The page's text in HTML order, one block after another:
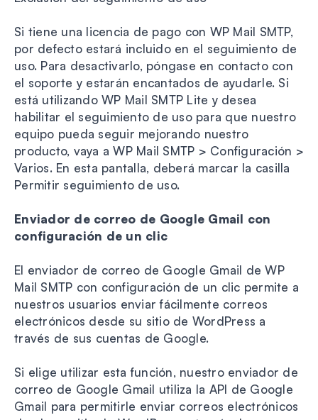
Si tiene una licencia de pago con WP Mail SMTP,
por defecto estará incluido en el seguimiento de
uso. Para desactivarlo, póngase en contacto con
el soporte y estarán encantados de ayudarle. Si
está utilizando WP Mail SMTP Lite y desea
habilitar el seguimiento de uso para que nuestro
equipo pueda seguir mejorando nuestro
producto, vaya a WP Mail SMTP > Configuración >
Varios. En esta pantalla, deberá marcar la casilla
Permitir seguimiento de uso.
Enviador de correo de Google Gmail con
configuración de un clic
El enviador de correo de Google Gmail de WP
Mail SMTP con configuración de un clic permite a
nuestros usuarios enviar fácilmente correos
electrónicos desde su sitio de WordPress a
través de sus cuentas de Google.
Si elige utilizar esta función, nuestro enviador de
correo de Google Gmail utiliza la API de Google
Gmail para permitirle enviar correos electrónicos